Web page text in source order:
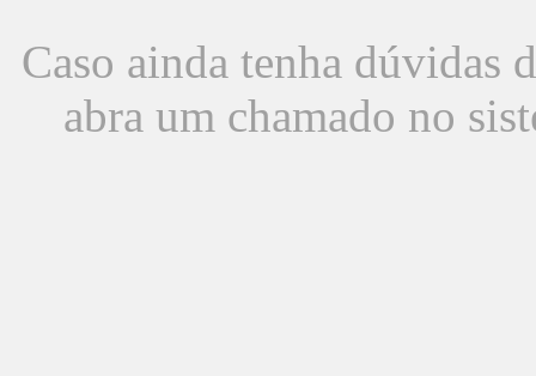
Caso ainda tenha dúvidas
abra um chamado no